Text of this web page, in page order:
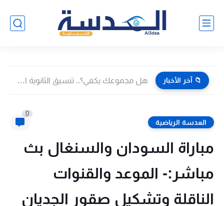
📁 آخر الأخبار هل مجموعك يكفي؟.. تنسيق الثانوية العامة 2026 في الدقهلية بعد...
العدسة الرياضية
0
مباراة السودان والسنغال بث
مباشر:- الموعد والقنوات
الناقلة وتشكيل صقور الجديان